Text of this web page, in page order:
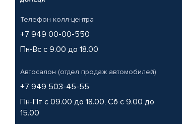
Телефон колл-центра
+7 949 00-00-550
Пн-Вс с 9.00 до 18.00
Автосалон (отдел продаж автомобилей)
+7 949 503-45-55
Пн-Пт с 09.00 до 18.00, Сб с 9.00 до
15.00